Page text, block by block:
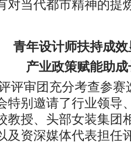
对当代都市精神的提
青年设计师扶持成效
产业政策赋能助成
评审团充分考查参赛
特别邀请了行业领导
教授、头部女装集团
及资深媒体代表担任